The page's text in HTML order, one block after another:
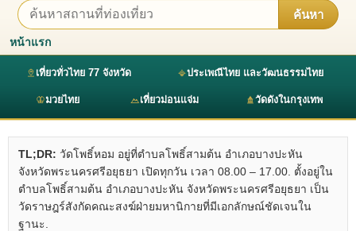
ค้นหา
หน้าแรก
เที่ยวทั่วไทย 77 จังหวัด ประเพณีไทย และวัฒนธรรมไทย
มวยไทย เที่ยวม่อนแจ่ม วัดดังในกรุงเทพ
TL;DR: วัดโพธิ์หอม อยู่ที่ตำบลโพธิ์สามต้น อำเภอบางปะหัน
จังหวัดพระนครศรีอยุธยา เปิดทุกวัน เวลา 08.00 – 17.00. ตั้งอยู่ใน
ตำบลโพธิ์สามต้น อำเภอบางปะหัน จังหวัดพระนครศรีอยุธยา เป็น
วัดราษฎร์สังกัดคณะสงฆ์ฝ่ายมหานิกายที่มีเอกลักษณ์ชัดเจนใน
ฐานะ.